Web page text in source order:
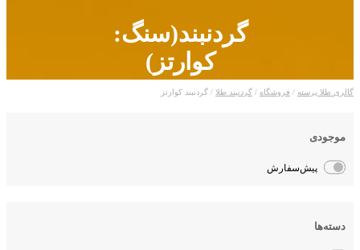
گردنبند(سنگ:
کوارتز)
طلا پرسته /فروشگاه/گردنبند طلا / گردنبند کوارتز
موجودی
پیش‌سفارش
دسته‌ها